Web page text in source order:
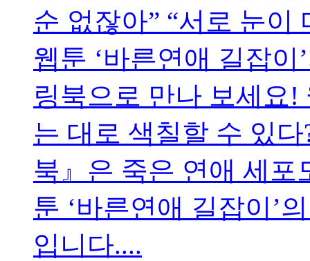
순 없잖아” “서로 눈이
웹툰 ‘바른연애 길잡
링북으로 만나 보세요
는 대로 색칠할 수 있
북』은 죽은 연애 세포
툰 ‘바른연애 길잡이’
입니다....